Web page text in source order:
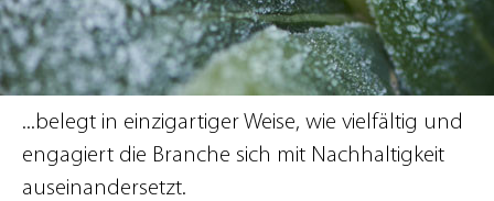
...belegt in einzigartiger Weise, wie vielfältig und
engagiert die Branche sich mit Nachhaltigkeit
auseinandersetzt.